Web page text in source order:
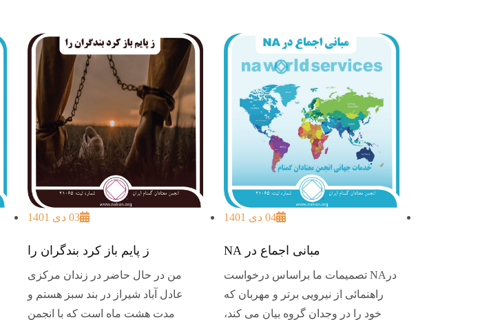
04 دی 1401
مبانی اجماع در NA
درNA تصمیمات ما براساس درخواست
راهنمائی از نیرویی برتر و مهربان که
خود را در وجدان گروه بیان می کند،
03 دی 1401
ز پایم باز کرد بندگران را
من در حال حاضر در زندان مرکزی
عادل آباد شیراز در بند سبز هستم و
مدت هشت ماه است که با انجمن